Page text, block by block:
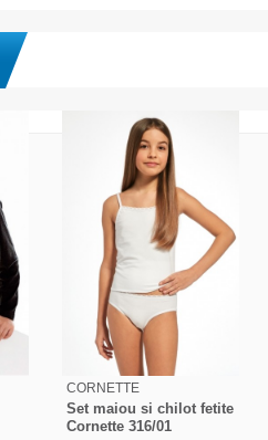
CORNETTE
Set maiou si chilot fetite
Cornette 316/01